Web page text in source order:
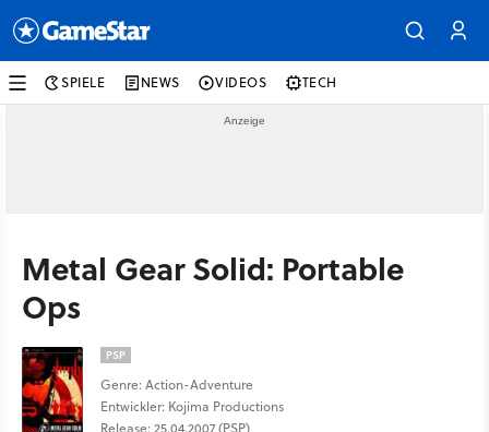
SPIELE NEWS VIDEOS TECH
Metal Gear Solid: Portable
Ops
PSP
Genre: Action-Adventure
Entwickler: Kojima Productions
Release: 25.04.2007 (PSP)